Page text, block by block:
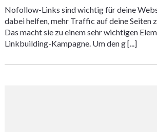
Nofollow-Links sind wichtig für deine
dabei helfen, mehr Traffic auf deine Seiten
Das macht sie zu einem sehr wichtigen
Linkbuilding-Kampagne. Um den g [...]